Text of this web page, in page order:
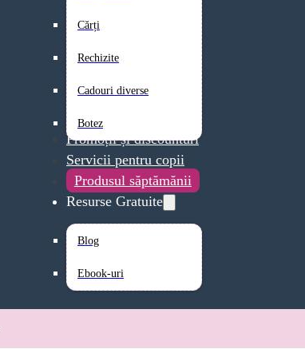
Cărți
Rechizite
Cadouri diverse
Botez
Promoții și discounturi
Servicii pentru copii
Produsul săptămănii
Resurse Gratuite
Blog
Ebook-uri